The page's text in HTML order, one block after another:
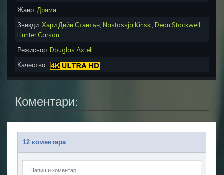
Жанр: Драма
Звезди: Хари Дийн Стантън Nastassja Kinski Dean Stockwell
Hunter Carson
Режисьор: Douglas Axtell
Качество:
Коментари:
12 коментара